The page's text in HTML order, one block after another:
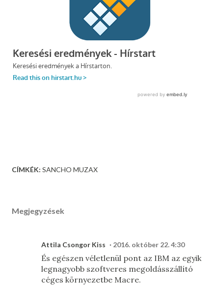
CÍMKÉK: SANCHO MUZAX
Megjegyzések
Attila Csongor Kiss 2016. október 22. 4:30
És egészen véletlenül pont az IBM az egyik
legnagyobb szoftveres megoldásszállító
céges környezetbe Macre.